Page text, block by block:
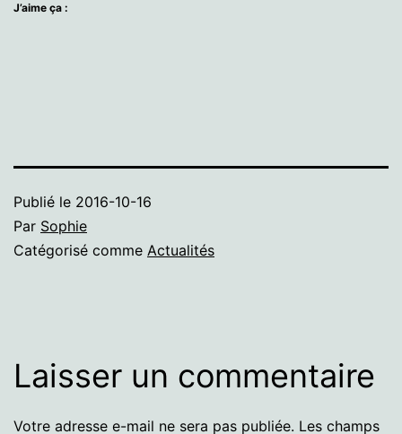
J’aime ça :
Publié le 2016-10-16
Par Sophie
Catégorisé comme Actualités
Laisser un commentaire
Votre adresse e-mail ne sera pas publiée. Les champs